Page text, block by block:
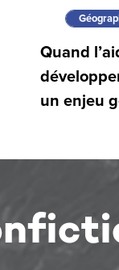
Quand
un enjeu